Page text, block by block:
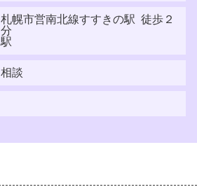
札幌市営南北線すすきの駅 徒歩２
分
駅
相談